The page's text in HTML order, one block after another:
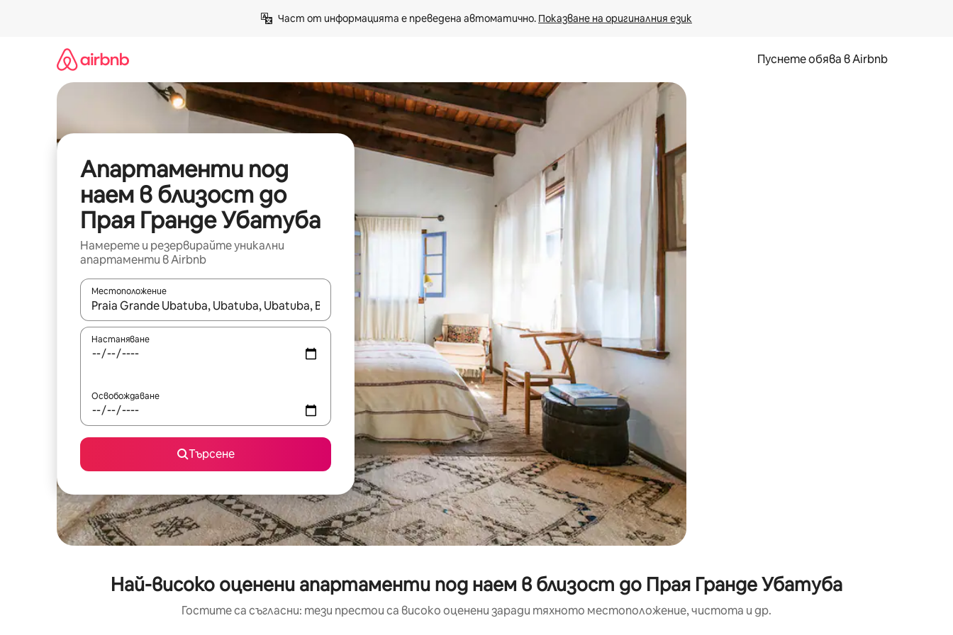
Част от информацията е преведена автоматично. Показване на оригиналния език
Пуснете обява в Airbnb
Апартаменти под
наем в близост до
Прая Гранде Убатуба
Намерете и резервирайте уникални
апартаменти в Airbnb
Местоположение
Когато резултатите се покажат, използвайте клавишите със стрелки нагоре и надолу или навигирайте с докосване или плъзгане.
Настаняване
Освобождаване
Търсене
Най-високо оценени апартаменти под наем в близост до Прая Гранде Убатуба
Гостите са съгласни: тези престои са високо оценени заради тяхното местоположение, чистота и др.